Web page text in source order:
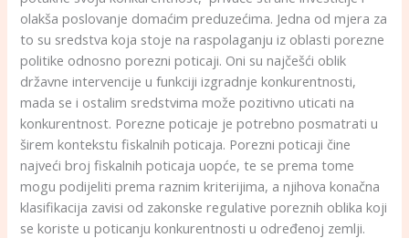
olakša poslovanje domaćim preduzećima. Jedna od mjera za
to su sredstva koja stoje na raspolaganju iz oblasti porezne
politike odnosno porezni poticaji. Oni su najčešći oblik
državne intervencije u funkciji izgradnje konkurentnosti,
mada se i ostalim sredstvima može pozitivno uticati na
konkurentnost. Porezne poticaje je potrebno posmatrati u
širem kontekstu fiskalnih poticaja. Porezni poticaji čine
najveći broj fiskalnih poticaja uopće, te se prema tome
mogu podijeliti prema raznim kriterijima, a njihova konačna
klasifikacija zavisi od zakonske regulative poreznih oblika koji
se koriste u poticanju konkurentnosti u određenoj zemlji.